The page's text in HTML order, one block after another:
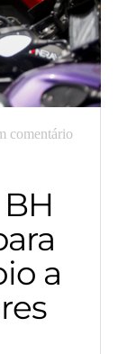
comentário
a